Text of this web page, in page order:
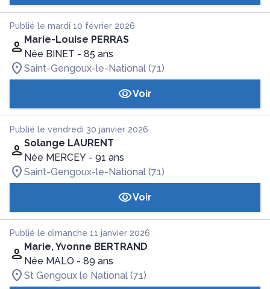
Publié le mardi 10 février 2026
Marie-Louise PERRAS
Née BINET - 85 ans
Saint-Gengoux-le-National (71)
Voir
Publié le vendredi 30 janvier 2026
Solange LAURENT
Née MERCEY - 91 ans
Saint-Gengoux-le-National (71)
Voir
Publié le dimanche 11 janvier 2026
Marie, Yvonne BERTRAND
Née MALO - 89 ans
St Gengoux le National (71)